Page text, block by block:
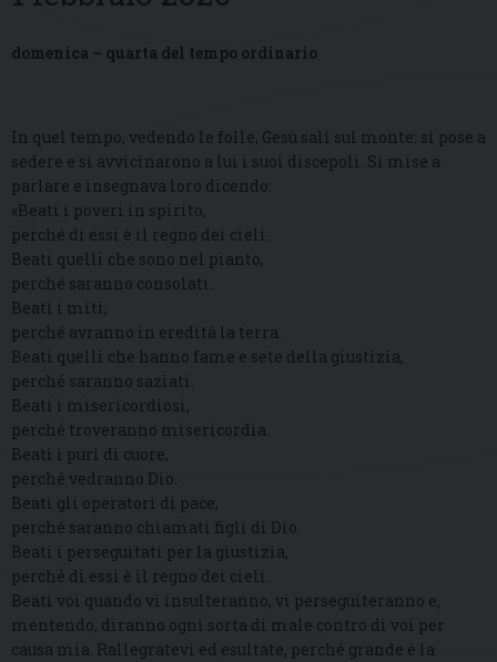
domenica – quarta del tempo ordinario
In quel tempo, vedendo le folle, Gesù salì sul monte: si pose a
sedere e si avvicinarono a lui i suoi discepoli. Si mise a
parlare e insegnava loro dicendo:
«Beati i poveri in spirito,
perché di essi è il regno dei cieli.
Beati quelli che sono nel pianto,
perché saranno consolati.
Beati i miti,
perché avranno in eredità la terra.
Beati quelli che hanno fame e sete della giustizia,
perché saranno saziati.
Beati i misericordiosi,
perché troveranno misericordia.
Beati i puri di cuore,
perché vedranno Dio.
Beati gli operatori di pace,
perché saranno chiamati figli di Dio.
Beati i perseguitati per la giustizia,
perché di essi è il regno dei cieli.
Beati voi quando vi insulteranno, vi perseguiteranno e,
mentendo, diranno ogni sorta di male contro di voi per
causa mia. Rallegratevi ed esultate, perché grande è la